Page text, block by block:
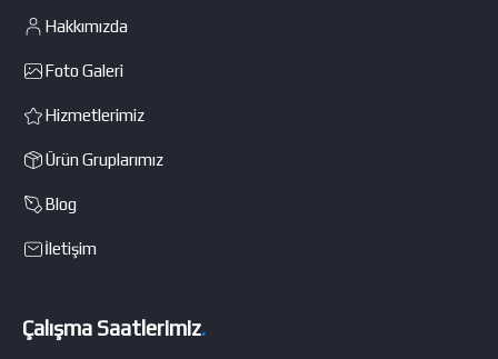
Hakkımızda
Foto Galeri
Hizmetlerimiz
Ürün Gruplarımız
Blog
İletişim
Çalışma Saatlerimiz.